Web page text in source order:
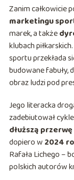
Zanim całkowicie
marketingu
marek, a także
klubach
sportu przekłada
budowane fabuły,
obraz ludzi pod
Jego literacka
zadebiutował
dłuższą
dopiero w 2024
Rafała Lichego –
polskich autorów